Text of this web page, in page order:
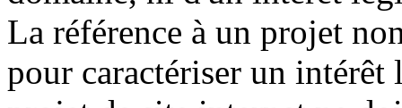
La référence à un projet
pour caractériser un